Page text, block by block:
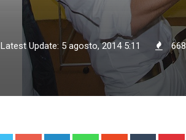
Latest Update: 5 agosto, 2014 5:11 668